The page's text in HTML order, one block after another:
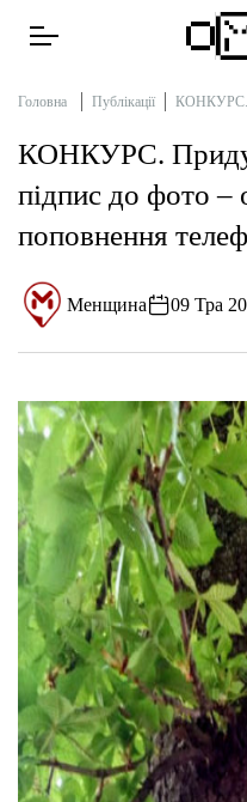
Новини
Тексти
Про нас
Бюджет
Тендери
Довідник
Контакти
Рекламні прайси
Головна Публікації КОНКУРС.
КОНКУРС.
підпис до фото –
поповнення
Менщина 09 Тра